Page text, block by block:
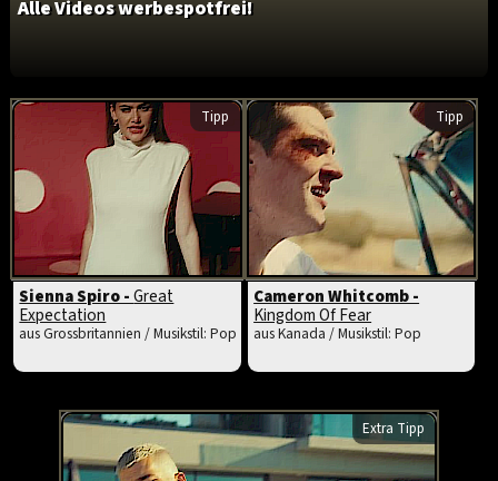
Alle Videos werbespotfrei!
Tipp
Sienna Spiro -Great
Expectation
aus Grossbritannien / Musikstil: Pop
Tipp
Cameron Whitcomb -
Kingdom Of Fear
aus Kanada / Musikstil: Pop
Extra Tipp